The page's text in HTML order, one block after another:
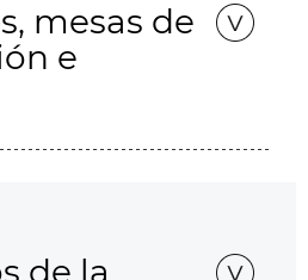
mesas de
e
de la